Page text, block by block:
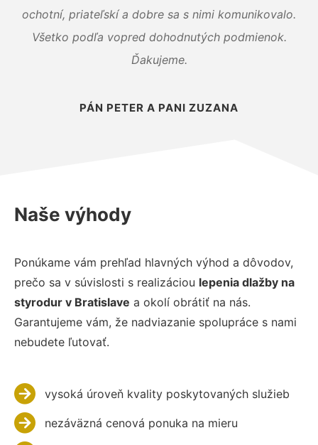
ochotní, priateľskí a dobre sa s nimi komunikovalo.
Všetko podľa vopred dohodnutých podmienok.
Ďakujeme.
PÁN PETER A PANI ZUZANA
Naše výhody
Ponúkame vám prehľad hlavných výhod a dôvodov,
prečo sa v súvislosti s realizáciou lepenia dlažby na
styrodur v Bratislave a okolí obrátiť na nás.
Garantujeme vám, že nadviazanie spolupráce s nami
nebudete ľutovať.
vysoká úroveň kvality poskytovaných služieb
nezáväzná cenová ponuka na mieru